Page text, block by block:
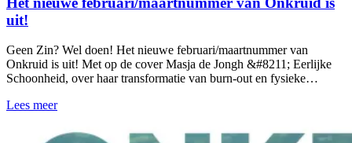
uit!
Geen Zin? Wel doen! Het nieuwe februari/maartnummer van
Onkruid is uit! Met op de cover Masja de Jongh &#8211; Eerlijke
Schoonheid, over haar transformatie van burn-out en fysieke…
Lees meer